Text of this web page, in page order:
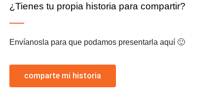
¿Tienes tu propia historia para compartir?
Envíanosla para que podamos presentarla aquí 🙂
comparte mi historia